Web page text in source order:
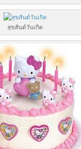
สุขสันต์วันเกิด